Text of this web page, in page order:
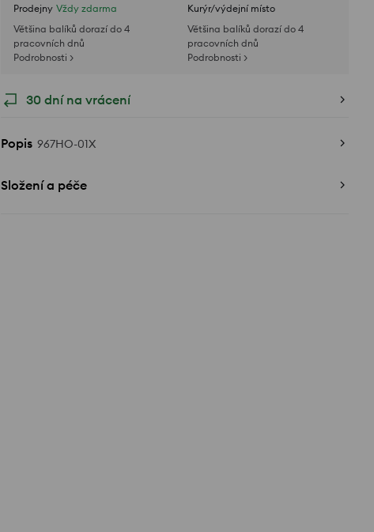
Prodejny Vždy zdarma
Většina balíků dorazí do 4
pracovních dnů
Podrobnosti >
Kurýr/výdejní místo
Většina balíků dorazí do 4
pracovních dnů
Podrobnosti >
30 dní na vrácení
Popis 967HO-01X
Složení a péče